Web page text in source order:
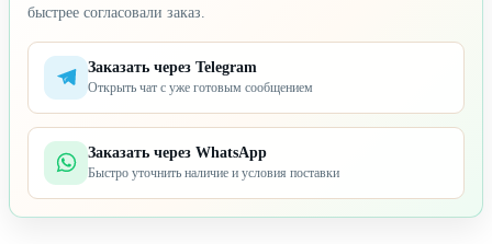
быстрее согласовали заказ.
Заказать через Telegram
Открыть чат с уже готовым сообщением
Заказать через WhatsApp
Быстро уточнить наличие и условия поставки